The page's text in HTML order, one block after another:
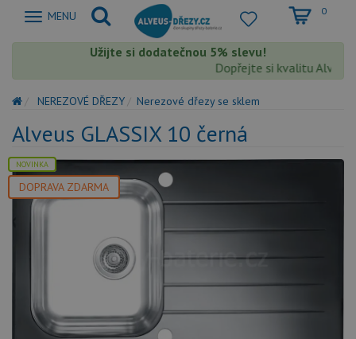
Zobrazit
MENU 0
Užijte si dodatečnou 5% slevu!
Dopřejte si kvalitu Alveus
NEREZOVÉ DŘEZY Nerezové dřezy se sklem
Alveus GLASSIX 10 černá
NOVINKA
DOPRAVA ZDARMA